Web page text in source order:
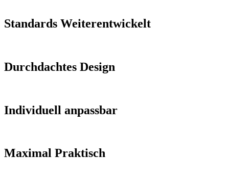
Standards Weiterentwickelt
Durchdachtes Design
Individuell anpassbar
Maximal Praktisch